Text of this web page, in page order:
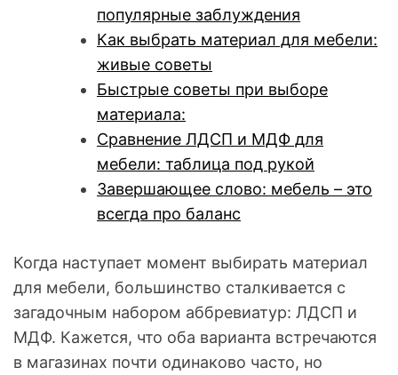
популярные заблуждения
Как выбрать материал для мебели:
живые советы
Быстрые советы при выборе
материала:
Сравнение ЛДСП и МДФ для
мебели: таблица под рукой
Завершающее слово: мебель – это
всегда про баланс
Когда наступает момент выбирать материал
для мебели, большинство сталкивается с
загадочным набором аббревиатур: ЛДСП и
МДФ. Кажется, что оба варианта встречаются
в магазинах почти одинаково часто, но